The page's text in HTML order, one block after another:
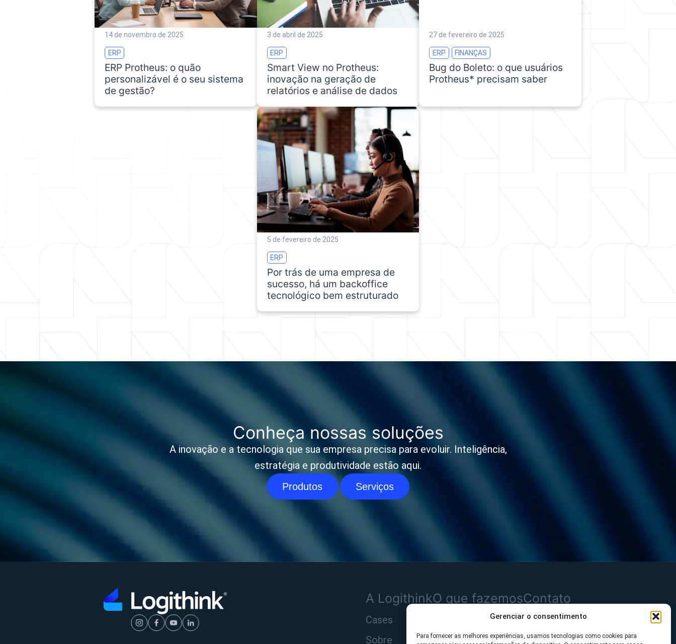
Gerenciar o consentimento
Para fornecer as melhores experiências, usamos tecnologias como cookies para
14 de novembro de 2025
ERP
ERP Protheus: o quão
personalizável é o seu sistema
de gestão?
3 de abril de 2025
ERP
Smart View no Protheus:
inovação na geração de
relatórios e análise de dados
27 de fevereiro de 2025
ERP FINANÇAS
Bug do Boleto: o que usuários
Protheus* precisam saber
5 de fevereiro de 2025
ERP
Por trás de uma empresa de
sucesso, há um backoffice
tecnológico bem estruturado
Conheça nossas soluções
A inovação e a tecnologia que sua empresa precisa para evoluir. Inteligência,
estratégia e produtividade estão aqui.
Produtos Serviços
A Logithink
Cases
Sobre
O que fazemos
Soluções
Contato
Mensagem
Imprensa